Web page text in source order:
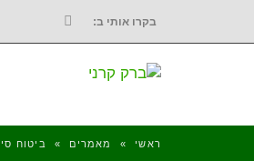
בקרו אותי ב:
FACEBOOK
ראשי » מאמרים » ביטוח